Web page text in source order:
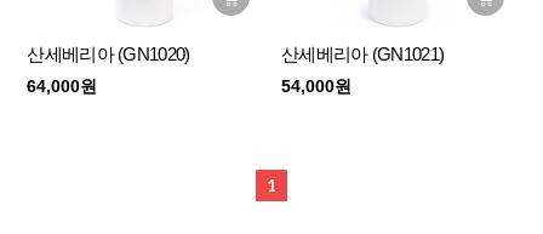
산세베리아 (GN1020)
64,000원
산세베리아 (GN1021)
54,000원
1